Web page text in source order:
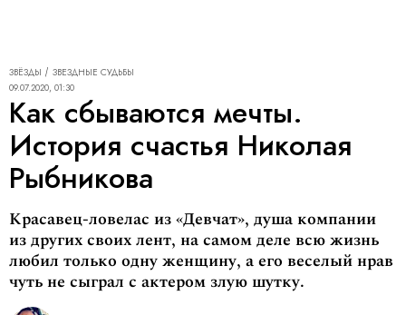
ЗВЁЗДЫ
ЗВЕЗДНЫЕ СУДЬБЫ
09.07.2020, 01:30
Как сбываются мечты.
История счастья Николая
Рыбникова
Красавец-ловелас из «Девчат», душа компании
из других своих лент, на самом деле всю жизнь
любил только одну женщину, а его веселый нрав
чуть не сыграл с актером злую шутку.